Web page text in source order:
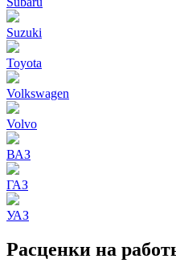
Suzuki
Toyota
Volkswagen
Volvo
ВАЗ
ГАЗ
УАЗ
Расценки на